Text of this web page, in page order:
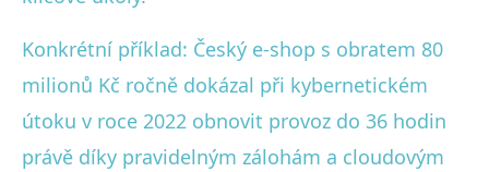
Konkrétní příklad: Český e-shop s obratem 80
milionů Kč ročně dokázal při kybernetickém
útoku v roce 2022 obnovit provoz do 36 hodin
právě díky pravidelným zálohám a cloudovým